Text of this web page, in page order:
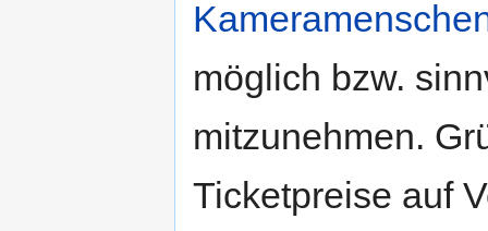
möglich bzw.
mitzunehmen.
Ticketpreise auf